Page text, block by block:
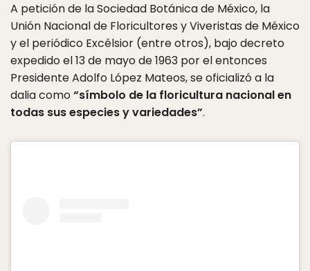
A petición de la Sociedad Botánica de México, la
Unión Nacional de Floricultores y Viveristas de México
y el periódico Excélsior (entre otros), bajo decreto
expedido el 13 de mayo de 1963 por el entonces
Presidente Adolfo López Mateos, se oficializó a la
dalia como“símbolo de la floricultura nacional en
todas sus especies y variedades”.